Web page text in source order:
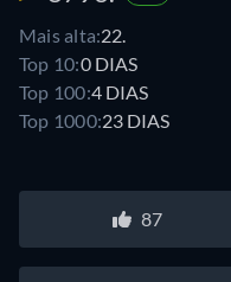
Mais alta:22.
Top 10:0 DIAS
Top 100:4 DIAS
Top 1000:23 DIAS
87